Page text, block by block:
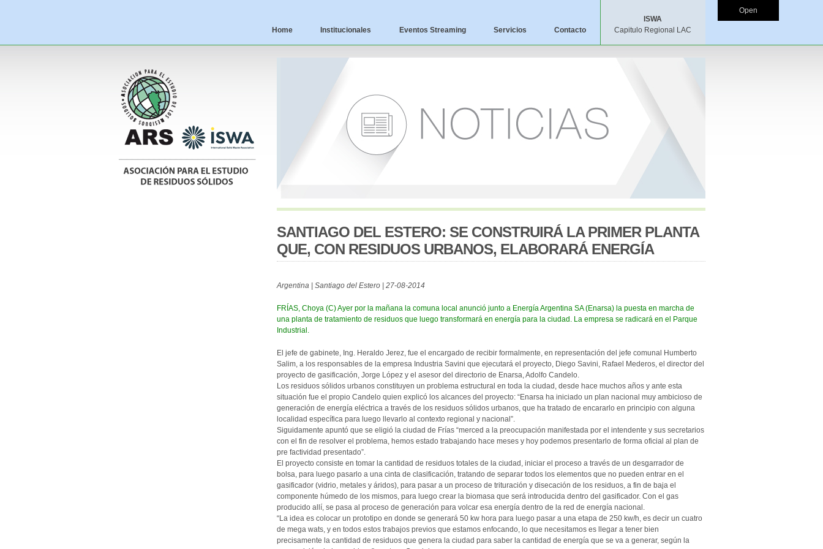
Home Institucionales Eventos Streaming Servicios Contacto
ISWA
Capitulo Regional LAC
SANTIAGO DEL ESTERO: SE CONSTRUIRÁ LA PRIMER PLANTA
QUE, CON RESIDUOS URBANOS, ELABORARÁ ENERGÍA
Argentina | Santiago del Estero | 27-08-2014
FRÍAS, Choya (C) Ayer por la mañana la comuna local anunció junto a Energía Argentina SA (Enarsa) la puesta en marcha de
una planta de tratamiento de residuos que luego transformará en energía para la ciudad. La empresa se radicará en el Parque
Industrial.
El jefe de gabinete, Ing. Heraldo Jerez, fue el encargado de recibir formalmente, en representación del jefe comunal Humberto
Salim, a los responsables de la empresa Industria Savini que ejecutará el proyecto, Diego Savini, Rafael Mederos, el director del
proyecto de gasificación, Jorge López y el asesor del directorio de Enarsa, Adolfo Candelo.
Los residuos sólidos urbanos constituyen un problema estructural en toda la ciudad, desde hace muchos años y ante esta
situación fue el propio Candelo quien explicó los alcances del proyecto: “Enarsa ha iniciado un plan nacional muy ambicioso de
generación de energía eléctrica a través de los residuos sólidos urbanos, que ha tratado de encararlo en principio con alguna
localidad específica para luego llevarlo al contexto regional y nacional”.
Siguidamente apuntó que se eligió la ciudad de Frías “merced a la preocupación manifestada por el intendente y sus secretarios
con el fin de resolver el problema, hemos estado trabajando hace meses y hoy podemos presentarlo de forma oficial al plan de
pre factividad presentado”.
El proyecto consiste en tomar la cantidad de residuos totales de la ciudad, iniciar el proceso a través de un desgarrador de
bolsa, para luego pasarlo a una cinta de clasificación, tratando de separar todos los elementos que no pueden entrar en el
gasificador (vidrio, metales y áridos), para pasar a un proceso de trituración y disecación de los residuos, a fin de baja el
componente húmedo de los mismos, para luego crear la biomasa que será introducida dentro del gasificador. Con el gas
producido allí, se pasa al proceso de generación para volcar esa energía dentro de la red de energía nacional.
“La idea es colocar un prototipo en donde se generará 50 kw hora para luego pasar a una etapa de 250 kw/h, es decir un cuatro
de mega wats, y en todos estos trabajos previos que estamos enfocando, lo que necesitamos es llegar a tener bien
precisamente la cantidad de residuos que genera la ciudad para saber la cantidad de energía que se va a generar, según la
Open